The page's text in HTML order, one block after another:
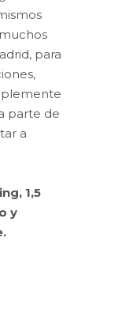
para
parte de
a
1,5
y